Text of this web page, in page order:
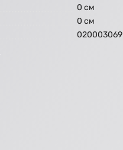
0 см
0 см
020003069